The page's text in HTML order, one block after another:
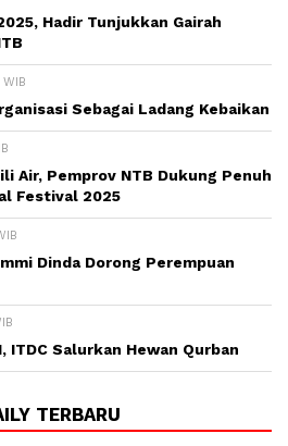
Hadir Tunjukkan Gairah
Sebagai Ladang Kebaikan
Air, Pemprov NTB Dukung Penuh
Festival 2025
Dinda Dorong Perempuan
ITDC Salurkan Hewan Qurban
TERBARU